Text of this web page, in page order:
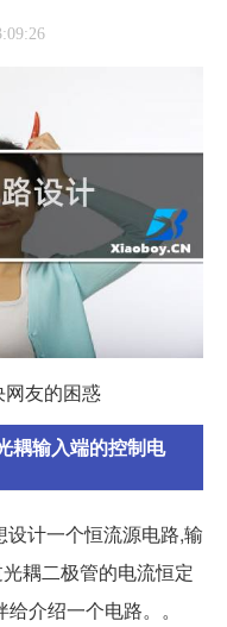
网友的困惑
耦输入端的控制电
计一个恒流源电路,输
耦二极管的电流恒定
介绍一个电路。。